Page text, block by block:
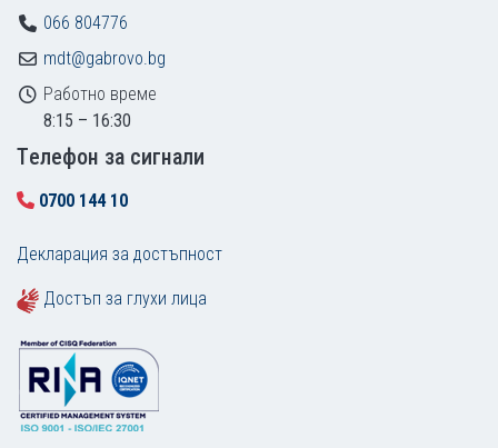
066 804776
mdt@gabrovo.bg
Работно време
8:15 – 16:30
Tелефон за сигнали
0700 144 10
Декларация за достъпност
Достъп за глухи лица